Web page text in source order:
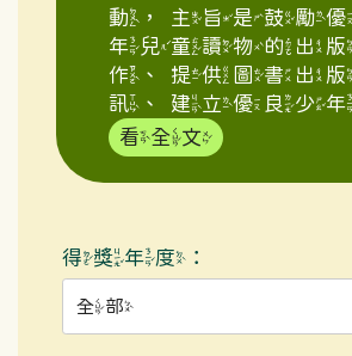
動，主旨是鼓勵
年兒童讀物的出
作、提供圖書出
訊、建立優良少年
看全文
得獎年度：